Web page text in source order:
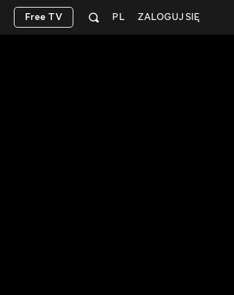
ZALOGUJ SIĘ
PL
Free TV